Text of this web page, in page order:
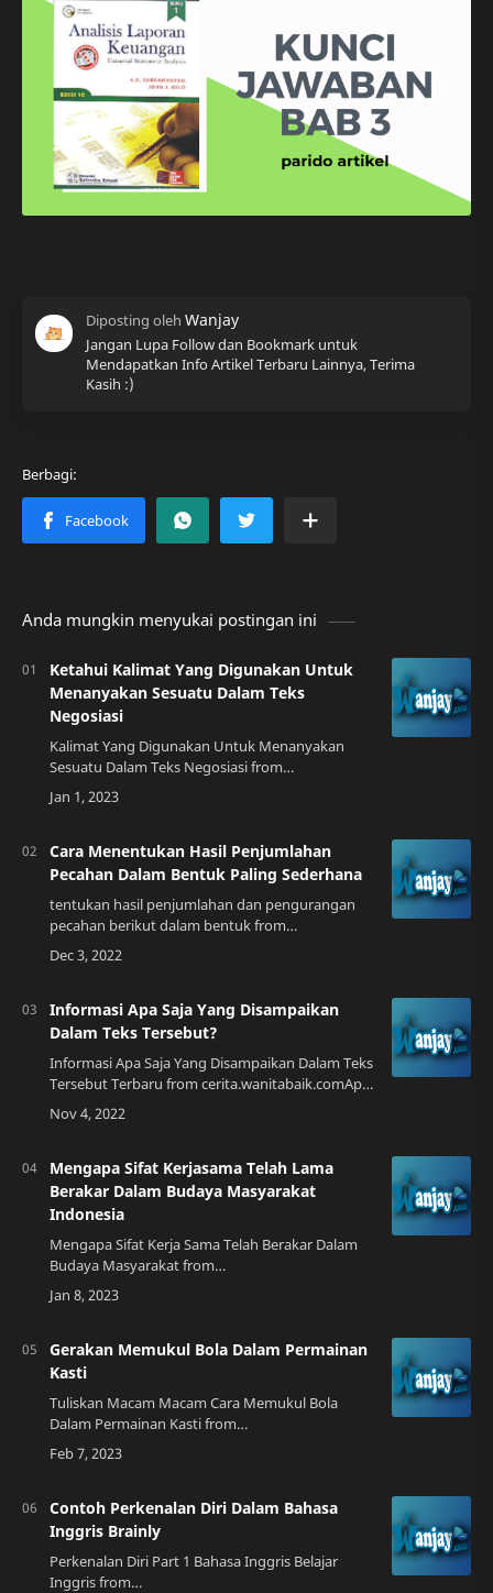
Jangan Lupa Follow dan Bookmark untuk
Mendapatkan Info Artikel Terbaru Lainnya, Terima
Kasih :)
Anda mungkin menyukai postingan ini
Ketahui Kalimat Yang Digunakan Untuk
Menanyakan Sesuatu Dalam Teks
Negosiasi
Kalimat Yang Digunakan Untuk Menanyakan
Sesuatu Dalam Teks Negosiasi from
bttdocuments.blogspot.comMengapa
Memahami Kalimat yang Digunakan dalam Teks
Cara Menentukan Hasil Penjumlahan
Pecahan Dalam Bentuk Paling Sederhana
tentukan hasil penjumlahan dan pengurangan
pecahan berikut dalam bentuk from
brainly.co.idApa itu Pecahan?Pecahan adalah
bentuk lama dari angka desimal yang bisa
Informasi Apa Saja Yang Disampaikan
Dalam Teks Tersebut?
Informasi Apa Saja Yang Disampaikan Dalam Teks
Tersebut Terbaru from cerita.wanitabaik.comApa
Itu Teks Tersebut?Teks tersebut adalah sebuah
tulisan yang berisi informasi, baik i…
Mengapa Sifat Kerjasama Telah Lama
Berakar Dalam Budaya Masyarakat
Indonesia
Mengapa Sifat Kerja Sama Telah Berakar Dalam
Budaya Masyarakat from
kumpulankerjaan.blogspot.comSebuah
PerkenalanIndonesia adalah negara yang
Gerakan Memukul Bola Dalam Permainan
Kasti
Tuliskan Macam Macam Cara Memukul Bola
Dalam Permainan Kasti from
www.defantri.my.idPermainan kasti adalah salah
satu permainan yang cukup populer. Ini adalah
Contoh Perkenalan Diri Dalam Bahasa
Inggris Brainly
Perkenalan Diri Part 1 Bahasa Inggris Belajar
Inggris from